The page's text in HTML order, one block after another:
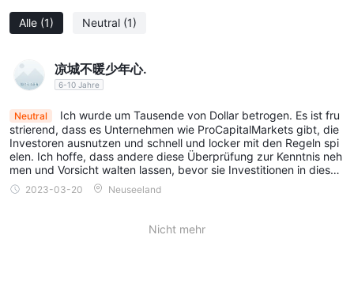
Alle (1) Neutral (1)
凉城不暖少年心.
6-10 Jahre
Neutral
Ich wurde um Tausende von Dollar betrogen. Es ist fru
strierend, dass es Unternehmen wie ProCapitalMarkets gibt, die
Investoren ausnutzen und schnell und locker mit den Regeln spi
elen. Ich hoffe, dass andere diese Überprüfung zur Kenntnis neh
men und Vorsicht walten lassen, bevor sie Investitionen in dieses
Unternehmen in Betracht ziehen.
2023-03-20 Neuseeland
Nicht mehr